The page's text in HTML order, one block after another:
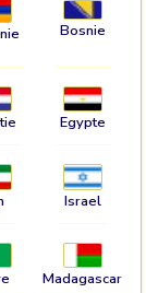
Bosnie
Egypte
Israel
Madagascar